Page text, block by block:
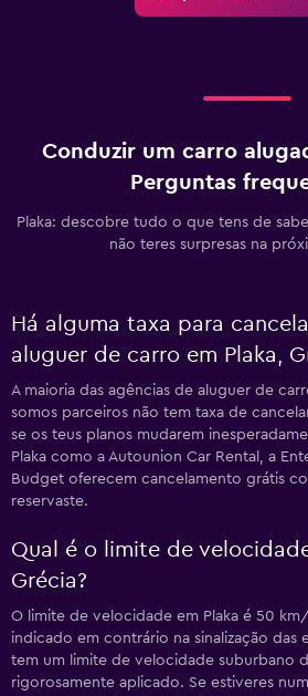
Conduzir um carro
Perguntas
Plaka: descobre tudo o que tens de
não teres surpresas na
Há alguma taxa para
aluguer de carro em Plaka,
A maioria das agências de aluguer de
somos parceiros não tem taxa de
se os teus planos mudarem
Plaka como a Autounion Car Rental, a
Budget oferecem cancelamento grátis
reservaste.
Qual é o limite de velocidade
Grécia?
O limite de velocidade em Plaka é 50
indicado em contrário na sinalização das
tem um limite de velocidade suburbano
rigorosamente aplicado. Se estiveres